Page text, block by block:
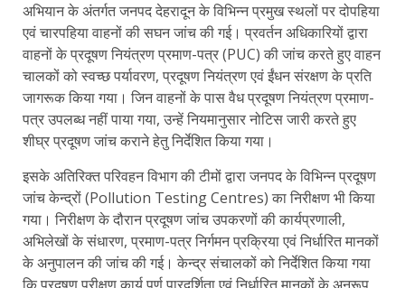
अभियान के अंतर्गत जनपद देहरादून के विभिन्न प्रमुख स्थलों पर दोपहिया
एवं चारपहिया वाहनों की सघन जांच की गई। प्रवर्तन अधिकारियों द्वारा
वाहनों के प्रदूषण नियंत्रण प्रमाण-पत्र (PUC) की जांच करते हुए वाहन
चालकों को स्वच्छ पर्यावरण, प्रदूषण नियंत्रण एवं ईंधन संरक्षण के प्रति
जागरूक किया गया। जिन वाहनों के पास वैध प्रदूषण नियंत्रण प्रमाण-
पत्र उपलब्ध नहीं पाया गया, उन्हें नियमानुसार नोटिस जारी करते हुए
शीघ्र प्रदूषण जांच कराने हेतु निर्देशित किया गया।
इसके अतिरिक्त परिवहन विभाग की टीमों द्वारा जनपद के विभिन्न प्रदूषण
जांच केन्द्रों (Pollution Testing Centres) का निरीक्षण भी किया
गया। निरीक्षण के दौरान प्रदूषण जांच उपकरणों की कार्यप्रणाली,
अभिलेखों के संधारण, प्रमाण-पत्र निर्गमन प्रक्रिया एवं निर्धारित मानकों
के अनुपालन की जांच की गई। केन्द्र संचालकों को निर्देशित किया गया